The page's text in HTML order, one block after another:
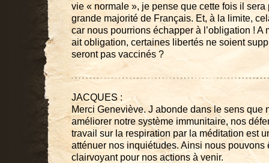
vie « normale », je pense que cette fois il
grande majorité de Français. Et, à la limite,
car nous pourrions échapper à l’obligation ! A
ait obligation, certaines libertés ne soient
seront pas vaccinés ?
JACQUES :
Merci Geneviève. J abonde dans le sens que
améliorer notre système immunitaire, nos
travail sur la respiration par la méditation est
atténuer nos inquiétudes. Ainsi nous pouvons
clairvoyant pour nos actions à venir.